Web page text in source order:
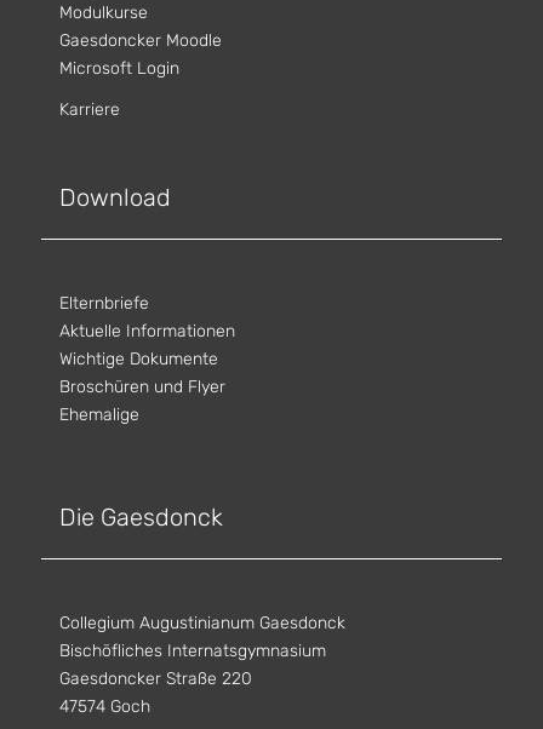
Modulkurse
Gaesdoncker Moodle
Microsoft Login
Karriere
Download
Elternbriefe
Aktuelle Informationen
Wichtige Dokumente
Broschüren und Flyer
Ehemalige
Die Gaesdonck
Collegium Augustinianum Gaesdonck
Bischöfliches Internatsgymnasium
Gaesdoncker Straße 220
47574 Goch